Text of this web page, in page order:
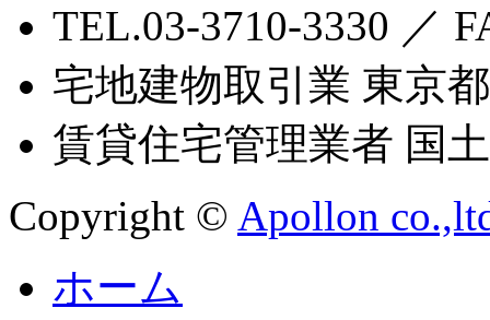
TEL.03-3710-3330 ／
宅地建物取引業 東京
賃貸住宅管理業者 国
Copyright © Apollon
ホーム